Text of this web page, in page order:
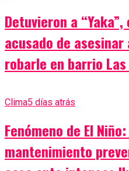
Detuvieron a
acusado de
robarle en barrio
Clima5 días atrás
Fenómeno de El
mantenimiento